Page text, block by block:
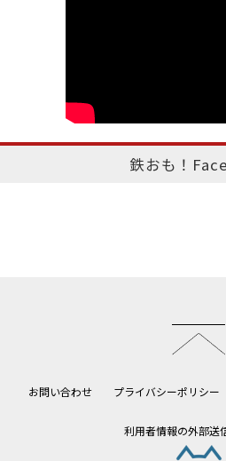
鉄おも！
お問い合わせ プライバシーポリシー
利用者情報の外部送